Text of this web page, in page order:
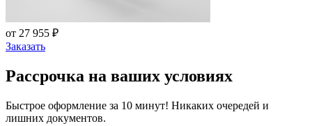
от 27 955 ₽
Заказать
Рассрочка на ваших условиях
Быстрое оформление за 10 минут! Никаких очередей и
лишних документов.